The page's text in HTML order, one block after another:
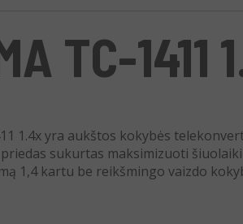
TC-1411
1.4x yra aukštos kokybės
sukurtas maksimizuoti
1,4 kartu be reikšmingo vaizdo